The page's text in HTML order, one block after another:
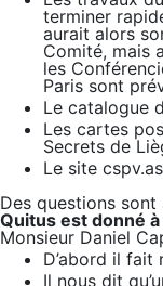
terminer
aurait alors
Comité, mais
les
Paris sont
Le catalogue
Les cartes
Secrets de
Le site
Des questions
Quitus est donné
Monsieur Daniel
D’abord il fait
Il nous dit